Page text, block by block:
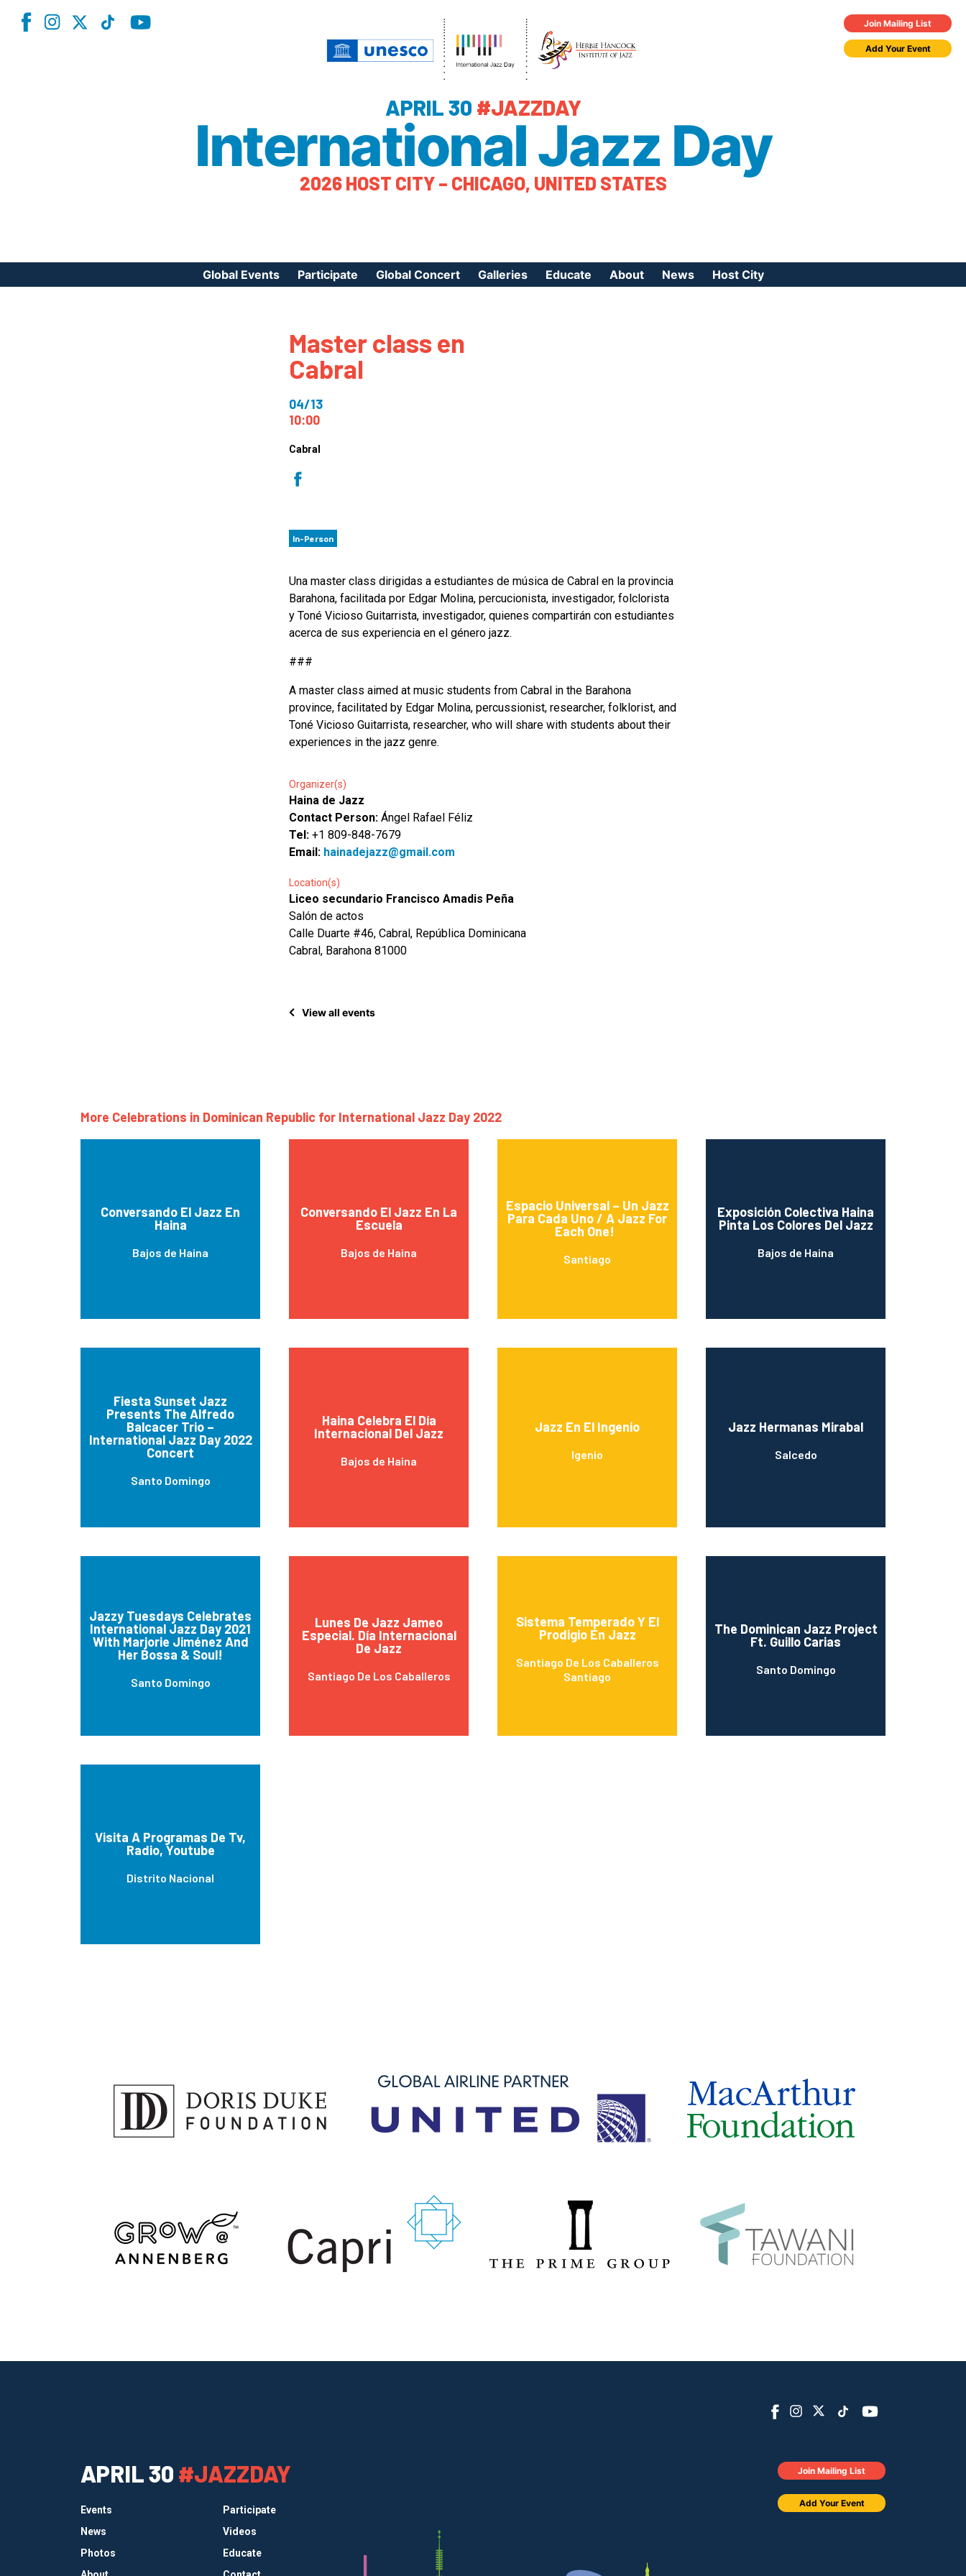
Join Mailing List
Add Your Event
APRIL 30 #JAZZDAY
International Jazz Day
2026 HOST CITY – CHICAGO, UNITED STATES
Global Events Participate
How to Participate
Meet Our Community
Jazz Day Logos, Playlists & Promos
Global Concert Galleries Educate About News Host City
Master class en
Cabral
04/13
10:00
Cabral
In-Person
Una master class dirigidas a estudiantes de música de Cabral en la provincia
Barahona, facilitada por Edgar Molina, percucionista, investigador, folclorista
y Toné Vicioso Guitarrista, investigador, quienes compartirán con estudiantes
acerca de sus experiencia en el género jazz.
###
A master class aimed at music students from Cabral in the Barahona
province, facilitated by Edgar Molina, percussionist, researcher, folklorist, and
Toné Vicioso Guitarrista, researcher, who will share with students about their
experiences in the jazz genre.
Organizer(s)
Haina de Jazz
Contact Person: Ángel Rafael Féliz
Tel: +1 809-848-7679
Email: hainadejazz@gmail.com
Location(s)
Liceo secundario Francisco Amadis Peña
Salón de actos
Calle Duarte #46, Cabral, República Dominicana
Cabral, Barahona 81000
View all events
More Celebrations in Dominican Republic for International Jazz Day 2022
Conversando El Jazz En
Haina
Bajos de Haina
Conversando El Jazz En La
Escuela
Bajos de Haina
Espacio Universal – Un Jazz
Para Cada Uno / A Jazz For
Each One!
Santiago
Exposición Colectiva Haina
Pinta Los Colores Del Jazz
Bajos de Haina
Fiesta Sunset Jazz
Presents The Alfredo
Balcacer Trio –
International Jazz Day 2022
Concert
Santo Domingo
Haina Celebra El Día
Internacional Del Jazz
Bajos de Haina
Jazz En El Ingenio
Igenio
Jazz Hermanas Mirabal
Salcedo
Jazzy Tuesdays Celebrates
International Jazz Day 2021
With Marjorie Jiménez And
Her Bossa & Soul!
Santo Domingo
Lunes De Jazz Jameo
Especial. Día Internacional
De Jazz
Santiago De Los Caballeros
Sistema Temperado Y El
Prodigio En Jazz
Santiago De Los Caballeros
Santiago
The Dominican Jazz Project
Ft. Guillo Carias
Santo Domingo
Visita A Programas De Tv,
Radio, Youtube
Distrito Nacional
APRIL 30 #JAZZDAY
Events
Participate
News
Videos
Photos
Educate
Join Mailing List
Add Your Event